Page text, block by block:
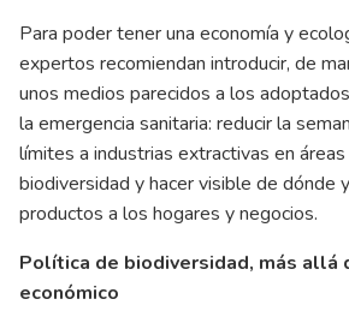
Para poder tener una economía y
expertos recomiendan introducir, de
unos medios parecidos a los
la emergencia sanitaria: reducir la
límites a industrias extractivas en
biodiversidad y hacer visible de dónde
productos a los hogares y negocios.
Política de biodiversidad, más allá
económico